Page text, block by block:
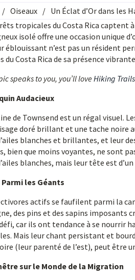
/ Oiseaux / Un Éclat d’Or dans les
tropicales du Costa Rica
isolé offre une occasion unique
éblouissant n’est pas un résident
du Costa Rica de sa présence
speaks to you, you’ll love Hiking
Audacieux
de Townsend est un régal visuel.
doré brillant et une tache noire
blanches et brillantes, et leur
bien que moins voyantes, ne sont
blanches, mais leur tête est
Parmi les Géants
actifs se faufilent parmi la
des pins et des sapins imposants
car ils ont tendance à se nourrir
Mais leur chant persistant et
(leur parenté de l’est), peut être
sur le Monde de la Migration